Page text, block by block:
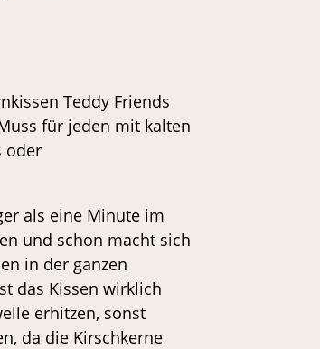
Teddy Friends
für jeden mit kalten
oder
als eine Minute im
und schon macht sich
in der ganzen
das Kissen wirklich
erhitzen, sonst
da die Kirschkerne